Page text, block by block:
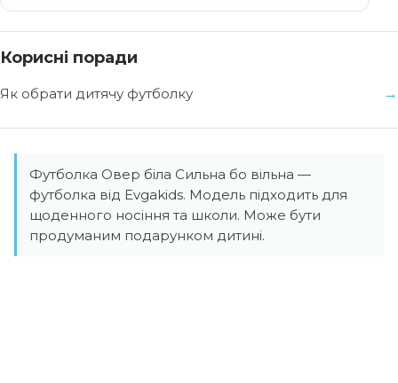
Корисні поради
Як обрати дитячу футболку
Футболка Овер біла Сильна бо вільна —
футболка від Evgakids. Модель підходить для
щоденного носіння та школи. Може бути
продуманим подарунком дитині.